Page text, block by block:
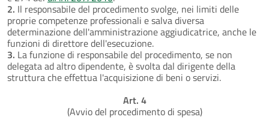
2. Il responsabile del procedimento svolge, nei limiti delle
proprie competenze professionali e salva diversa
determinazione dell'amministrazione aggiudicatrice, anche le
funzioni di direttore dell'esecuzione.
3. La funzione di responsabile del procedimento, se non
delegata ad altro dipendente, è svolta dal dirigente della
struttura che effettua l'acquisizione di beni o servizi.
Art. 4
(Avvio del procedimento di spesa)